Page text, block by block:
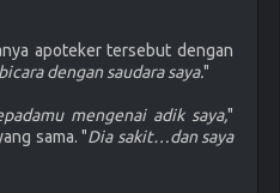
apoteker tersebut dengan
dengan saudara saya."
mengenai adik saya,"
sama. "Dia sakit…dan saya